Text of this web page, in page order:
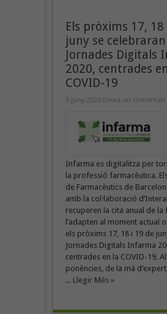
Els pròxims 17, 18
juny se celebraran
Jornades Digitals
2020, centrades
COVID-19
5 juny 2020 Deixa un comentari
Infarma es digitalitza per
la professió farmacèutica.
de Farmacèutics de
amb la col·laboració
recuperen la cita anual de la
l’adapten al moment actual
els pròxims 17, 18 i 19 de
Jornades Digitals Infarma
centrades en la COVID-19.
ponències, de la mà
... Llegir Més »